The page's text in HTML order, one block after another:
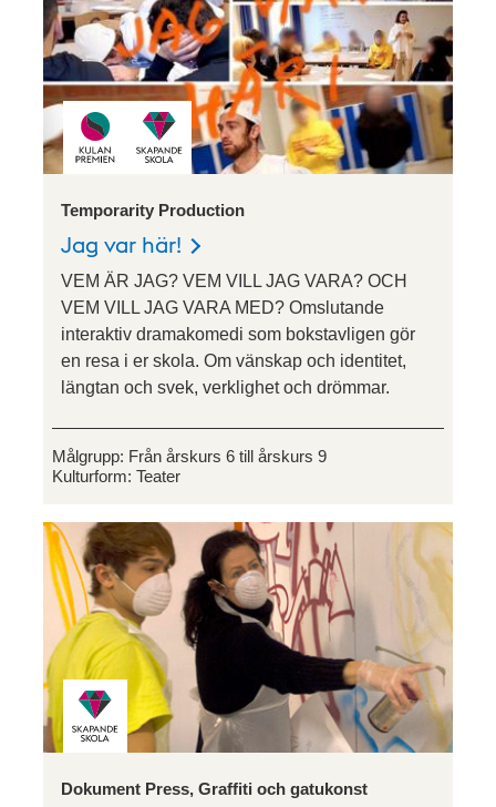
Temporarity Production
Jag var här!
VEM ÄR JAG? VEM VILL JAG VARA? OCH
VEM VILL JAG VARA MED? Omslutande
interaktiv dramakomedi som bokstavligen gör
en resa i er skola. Om vänskap och identitet,
längtan och svek, verklighet och drömmar.
Målgrupp: Från årskurs 6 till årskurs 9
Kulturform: Teater
Dokument Press, Graffiti och gatukonst